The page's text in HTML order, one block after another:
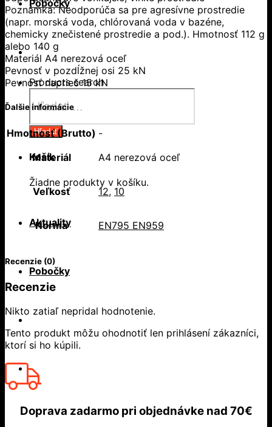
Pobočky
Products search
Hľadať
Košík
Žiadne produkty v košíku.
Aktuality
Pobočky
Poznámka: Neodporúča sa pre agresívne prostredie
(napr. morská voda, chlórovaná voda v bazéne,
chemicky znečistené prostredie a pod.). Hmotnosť 112 g
alebo 140 g
Materiál A4 nerezová oceľ
Pevnosť v pozdĺžnej osi 25 kN
Pevnosť naprieč 15 kN
Ďalšie informácie
Hmotnosť (Brutto) -
Materiál
A4 nerezová oceľ
Veľkosť 12, 10
Norma EN795 EN959
Recenzie (0)
Recenzie
Nikto zatiaľ nepridal hodnotenie.
Tento produkt môžu ohodnotiť len prihlásení zákazníci,
ktorí si ho kúpili.
Doprava zadarmo pri objednávke nad 70€